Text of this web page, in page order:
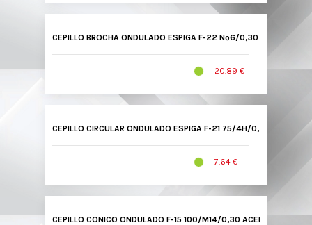
CEPILLO BROCHA ONDULADO ESPIGA F-22 Nº6/0,30 INOX
20.89 €
CEPILLO CIRCULAR ONDULADO ESPIGA F-21 75/4H/0,30 ACERO
7.64 €
CEPILLO CONICO ONDULADO F-15 100/M14/0,30 ACERO